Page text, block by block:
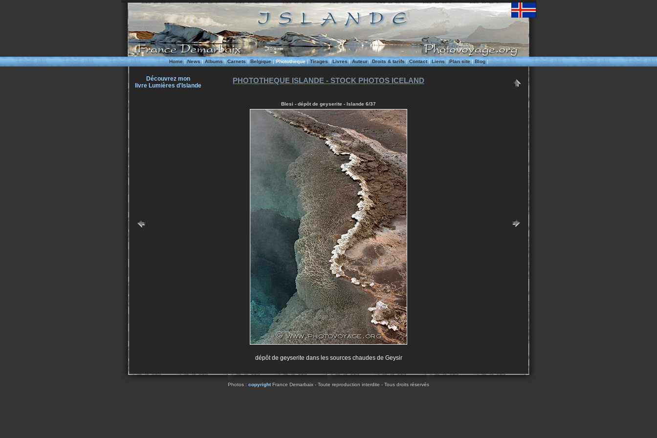
Home|News| Albums| Carnets|Belgique|Phototheque|Tirages|Livres|Auteur|Droits & tarifs|Contact|Liens|Plan site|Blog|
Découvrez mon
livre Lumières d'Islande
PHOTOTHEQUE ISLANDE - STOCK PHOTOS ICELAND
Blesi - dépôt de geyserite - Islande 6/37
dépôt de geyserite dans les sources chaudes de Geysir
Photos : copyrightFrance Demarbaix - Toute reproduction interdite - Tous droits réservés